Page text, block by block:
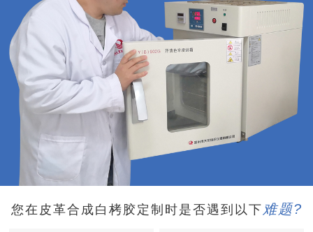
您在皮革合成白栲胶定制时是否遇到以下 难题?